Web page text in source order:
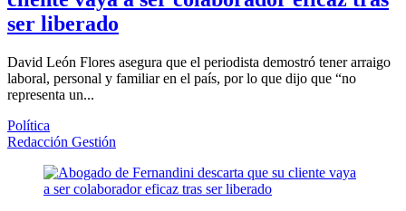
ser liberado
David León Flores asegura que el periodista demostró tener arraigo
laboral, personal y familiar en el país, por lo que dijo que “no
representa un...
Política
Redacción Gestión